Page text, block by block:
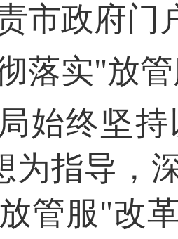
市政府门
落实"放
始终坚
为指导，
管服"改